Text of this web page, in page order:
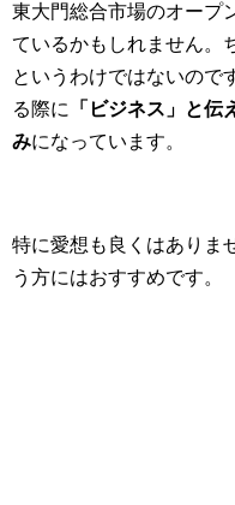
東大門総合市場のオープ
ているかもしれません。
というわけではないので
る際に
「ビジネス」と伝
みになっています。
特に愛想も良くはありま
う方にはおすすめです。